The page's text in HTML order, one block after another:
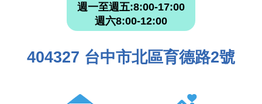
週一至週五:8:00-17:00
週六8:00-12:00
404327 台中市北區育德路2號